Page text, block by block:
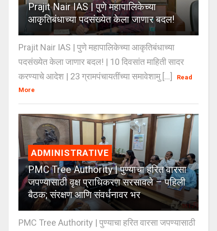
Prajit Nair IAS | पुणे महापालिकेच्या
आकृतिबंधाच्या पदसंख्येत केला जाणार बदल!
Prajit Nair IAS | पुणे महापालिकेच्या आकृतिबंधाच्या
पदसंख्येत केला जाणार बदल! | 10 दिवसांत माहिती सादर
करण्याचे आदेश | 23 ग्रामपंचायतींच्या समावेशामु [...]
Read
More
ADMINISTRATIVE
PMC Tree Authority | पुण्याचा हरित वारसा
जपण्यासाठी वृक्ष प्राधिकरण सरसावले – पहिली
बैठक; संरक्षण आणि संवर्धनावर भर
PMC Tree Authority | पुण्याचा हरित वारसा जपण्यासाठी